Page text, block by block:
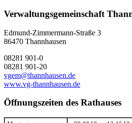
Verwaltungsgemeinschaft
Edmund-Zimmermann-Straße 3
86470 Thannhausen
08281 901-0
08281 901-20
vgem@thannhausen.de
www.vg-thannhausen.de
Öffnungszeiten des Rathauses